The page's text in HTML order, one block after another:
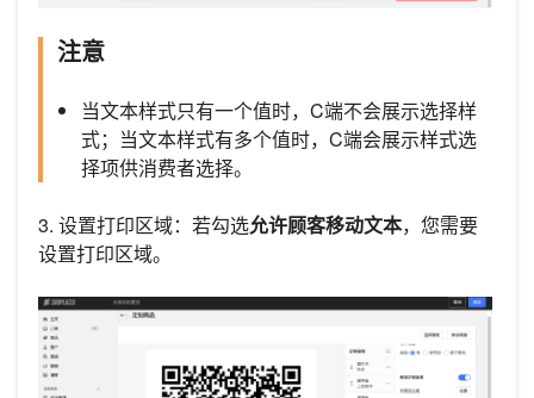
注意
当文本样式只有一个值时，C端不会展示选择样
式；当文本样式有多个值时，C端会展示样式选
择项供消费者选择。
3. 设置打印区域：若勾选允许顾客移动文本，您需要
设置打印区域。